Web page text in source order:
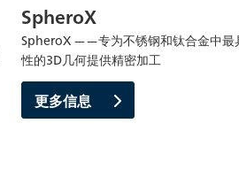
SpheroX
SpheroX ——专为不锈钢和钛合金中最
性的3D几何提供精密加工
更多信息